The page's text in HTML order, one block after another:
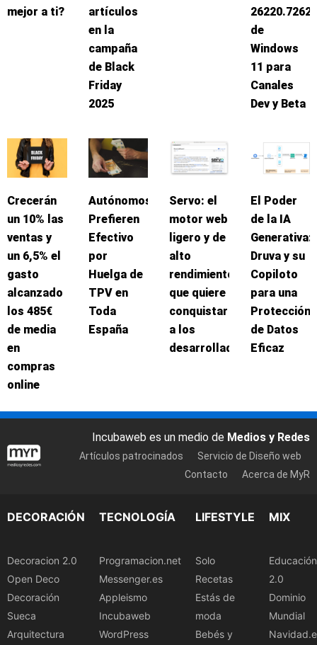
mejor a ti?
artículos
en la
campaña
de Black
Friday
2025
26220.7262
de
Windows
11 para
Canales
Dev y Beta
Crecerán
un 10% las
ventas y
un 6,5% el
gasto
alcanzado
los 485€
de media
en
compras
online
Autónomos
Prefieren
Efectivo
por
Huelga de
TPV en
Toda
España
Servo: el
motor web
ligero y de
alto
rendimiento
que quiere
conquistar
a los
desarrolladores
El Poder
de la IA
Generativa:
Druva y su
Copiloto
para una
Protección
de Datos
Eficaz
Incubaweb es un medio de Medios y Redes
Artículos patrocinados
Servicio de Diseño web
Contacto
Acerca de MyR
DECORACIÓN
Decoracion 2.0
Open Deco
Decoración
Sueca
Arquitectura
TECNOLOGÍA
Programacion.net
Messenger.es
Appleismo
Incubaweb
WordPress
LIFESTYLE
Solo
Recetas
Estás de
moda
Bebés y
MIX
Educación
2.0
Dominio
Mundial